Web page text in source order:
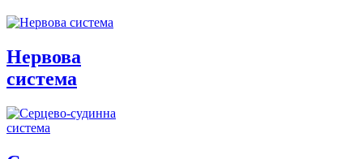
Нервова
система